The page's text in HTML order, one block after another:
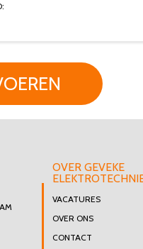
OVER GEVEKE
VACATURES
OVER ONS
CONTACT